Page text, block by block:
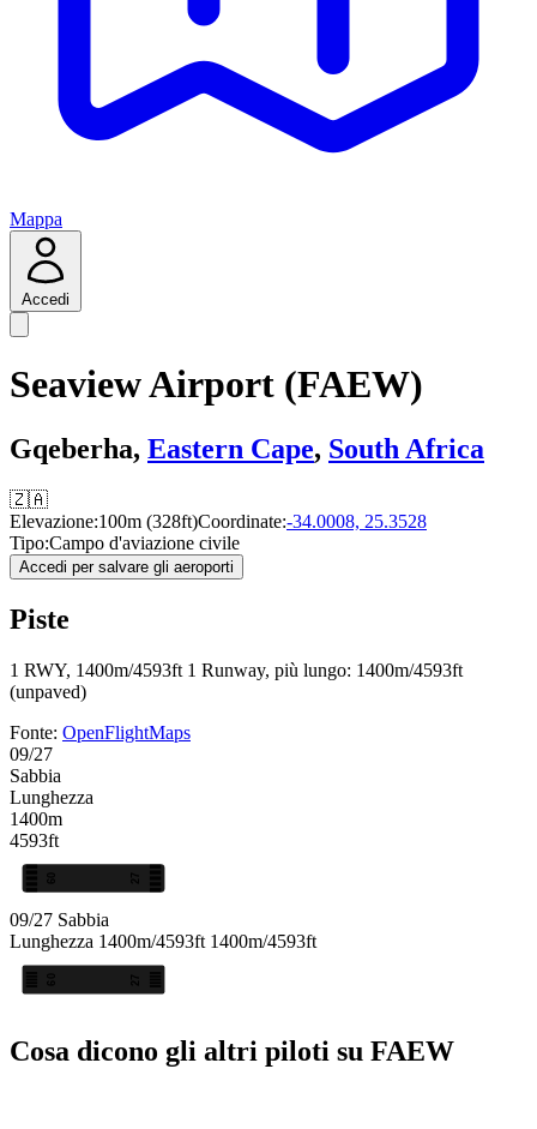
Mappa
Accedi
Seaview Airport (FAEW)
Gqeberha, Eastern Cape, South Africa
🇿🇦
Elevazione:100m (328ft)Coordinate:-34.0008, 25.3528
Tipo:Campo d'aviazione civile
Accedi per salvare gli aeroporti
Piste
1 RWY, 1400m/4593ft 1 Runway, più lungo: 1400m/4593ft
(unpaved)
Fonte: OpenFlightMaps
09/27
Sabbia
Lunghezza
1400m
4593ft
27
09
09/27 Sabbia
Lunghezza 1400m/4593ft 1400m/4593ft
27
09
Cosa dicono gli altri piloti su FAEW